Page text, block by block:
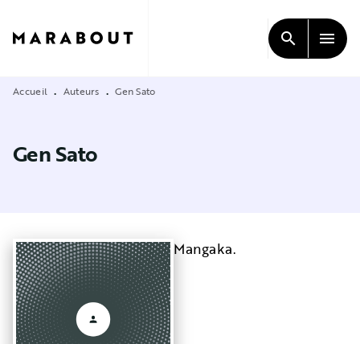
CONTENU
search menu
Accueil • Auteurs • Gen Sato
Gen Sato
Mangaka.